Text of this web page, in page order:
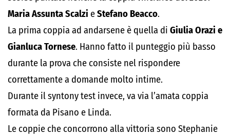
Maria Assunta Scalzi eStefano Beacco.
La prima coppia ad andarsene è quella di Giulia Orazi e
Gianluca Tornese. Hanno fatto il punteggio più basso
durante la prova che consiste nel rispondere
correttamente a domande molto intime.
Durante il syntony test invece, va via l’amata coppia
formata da Pisano e Linda.
Le coppie che concorrono alla vittoria sono Stephanie